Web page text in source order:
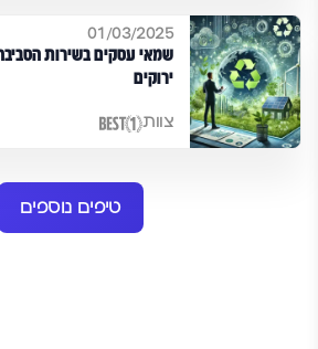
01/03/2025
שמאי עסקים בשירות
ירוקים
צוות
טיפים נוספים